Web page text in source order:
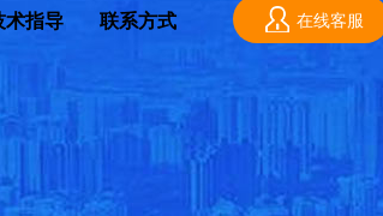
在线客服
术指导 联系方式